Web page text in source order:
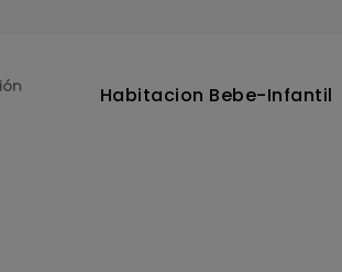
Habitacion Bebe-Infantil